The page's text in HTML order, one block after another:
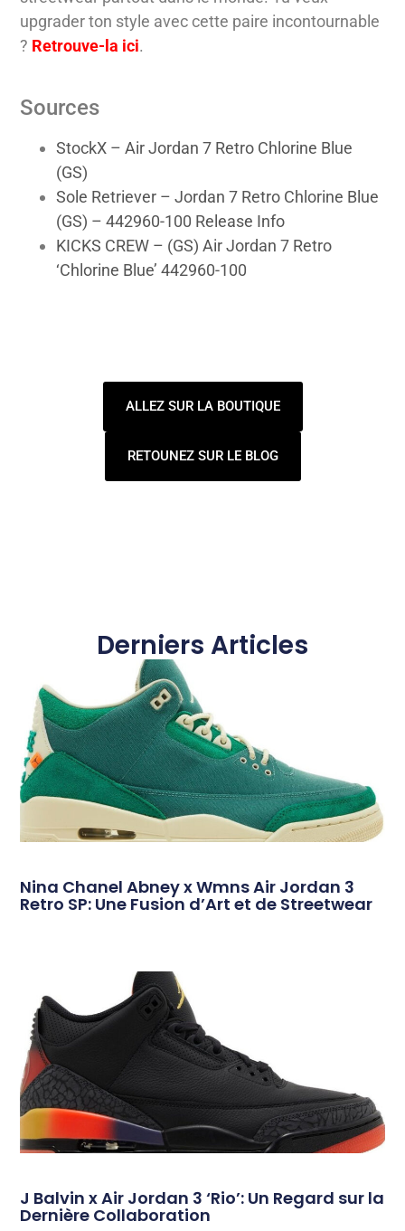
upgrader ton style avec cette paire incontournable
? Retrouve-la ici.
Sources
StockX – Air Jordan 7 Retro Chlorine Blue
(GS)
Sole Retriever – Jordan 7 Retro Chlorine Blue
(GS) – 442960-100 Release Info
KICKS CREW – (GS) Air Jordan 7 Retro
‘Chlorine Blue’ 442960-100
ALLEZ SUR LA BOUTIQUE
RETOUNEZ SUR LE BLOG
Derniers Articles
Nina Chanel Abney x Wmns Air Jordan 3
Retro SP: Une Fusion d’Art et de Streetwear
J Balvin x Air Jordan 3 ‘Rio’: Un Regard sur la
Dernière Collaboration